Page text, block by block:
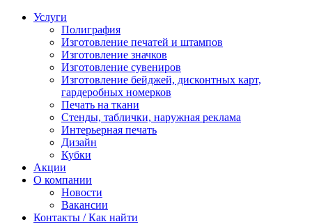
Услуги
Полиграфия
Изготовление печатей и штампов
Изготовление значков
Изготовление сувениров
Изготовление бейджей, дисконтных карт,
гардеробных номерков
Печать на ткани
Стенды, таблички, наружная реклама
Интерьерная печать
Дизайн
Кубки
Акции
О компании
Новости
Вакансии
Контакты / Как найти